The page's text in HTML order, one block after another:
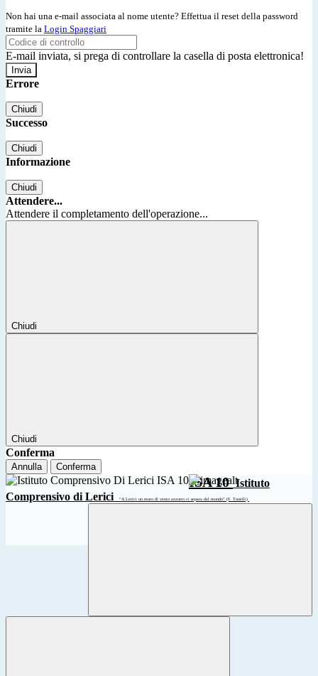
Non hai una e-mail associata al nome utente? Effettua il reset della password
tramite la Login Spaggiari
E-mail inviata, si prega di controllare la casella di posta elettronica!
Errore
Chiudi
Successo
Chiudi
Informazione
Chiudi
Attendere...
Attendere il completamento dell'operazione...
Chiudi
Chiudi
Conferma
Annulla Conferma
ISA 10 Istituto
Comprensivo di Lerici
“A Lerici un muro di vento azzurro ci separa dal mondo” (F. Tonelli)